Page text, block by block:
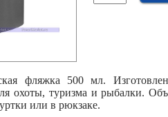
фляжка 500 мл.
охоты, туризма и рыбалки.
или в рюкзаке.